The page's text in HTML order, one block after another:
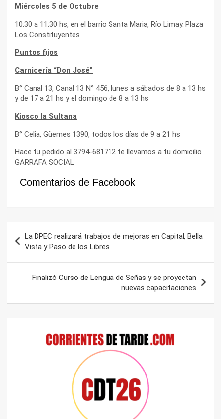
Miércoles 5 de Octubre
10:30 a 11:30 hs, en el barrio Santa Maria, Río Limay. Plaza
Los Constituyentes
Puntos fijos
Carnicería “Don José”
B° Canal 13, Canal 13 N° 456, lunes a sábados de 8 a 13 hs
y de 17 a 21 hs y el domingo de 8 a 13 hs
Kiosco la Sultana
B° Celia, Güemes 1390, todos los días de 9 a 21 hs
Hace tu pedido al 3794-681712 te llevamos a tu domicilio
GARRAFA SOCIAL
Comentarios de Facebook
de
entradas
La DPEC realizará trabajos de mejoras en Capital, Bella
Vista y Paso de los Libres
Finalizó Curso de Lengua de Señas y se proyectan
nuevas capacitaciones